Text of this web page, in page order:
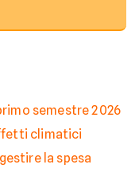
semestre 2026
climatici
la spesa